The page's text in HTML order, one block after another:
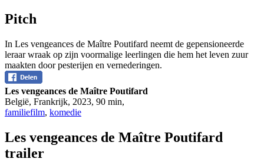
Pitch
In Les vengeances de Maître Poutifard neemt de gepensioneerde
leraar wraak op zijn voormalige leerlingen die hem het leven zuur
maakten door pesterijen en vernederingen.
Les vengeances de Maître Poutifard
België, Frankrijk, 2023, 90 min,
familiefilm, komedie
Les vengeances de Maître Poutifard
trailer